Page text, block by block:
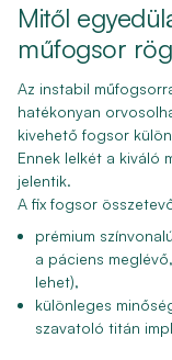
Mitől
műfogsor
Az instabil
hatékonyan
kivehető fogsor
Ennek lelkét a kiváló
jelentik.
A fix fogsor
prémium
a páciens
lehet),
különleges
szavatoló titán